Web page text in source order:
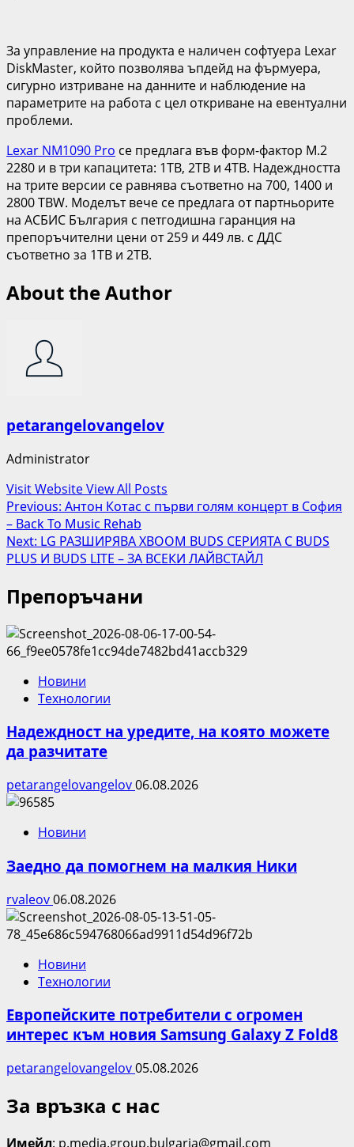
За управление на продукта е наличен софтуера Lexar
DiskMaster, който позволява ъпдейд на фърмуера,
сигурно изтриване на данните и наблюдение на
параметрите на работа с цел откриване на евентуални
проблеми.
Lexar NM1090 Pro се предлага във форм-фактор M.2
2280 и в три капацитета: 1TB, 2TB и 4TB. Надеждността
на трите версии се равнява съответно на 700, 1400 и
2800 TBW. Моделът вече се предлага от партньорите
на АСБИС България с петгодишна гаранция на
препоръчителни цени от 259 и 449 лв. с ДДС
съответно за 1TB и 2TB.
About the Author
petarangelovangelov
Administrator
Visit WebsiteView All Posts
Post
navigation
Previous: Антон Котас с първи голям концерт в София
– Back To Music Rehab
Next: LG РАЗШИРЯВА XBOOM BUDS СЕРИЯТА С BUDS
PLUS И BUDS LITE – ЗА ВСЕКИ ЛАЙВСТАЙЛ
Препоръчани
Новини
Технологии
Надеждност на уредите, на която можете
да разчитате
petarangelovangelov06.08.2026
Новини
Заедно да помогнем на малкия Ники
rvaleov06.08.2026
Новини
Технологии
Европейските потребители с огромен
интерес към новия Samsung Galaxy Z Fold8
petarangelovangelov05.08.2026
За връзка с нас
Имейл: p.media.group.bulgaria@gmail.com